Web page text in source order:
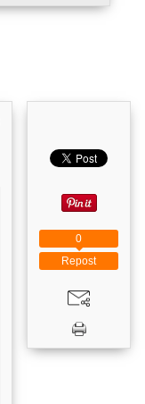
Repost
0